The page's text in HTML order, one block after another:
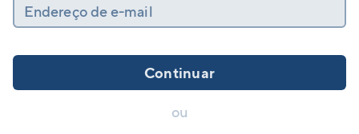
Endereço de e-mail
Continuar
ou